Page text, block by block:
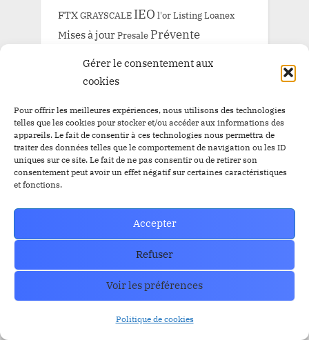
Gérer le consentement aux
cookies
Pour offrir les meilleures expériences, nous utilisons des technologies
telles que les cookies pour stocker et/ou accéder aux informations des
appareils. Le fait de consentir à ces technologies nous permettra de
traiter des données telles que le comportement de navigation ou les ID
uniques sur ce site. Le fait de ne pas consentir ou de retirer son
consentement peut avoir un effet négatif sur certaines caractéristiques
et fonctions.
Accepter
Refuser
Voir les préférences
Politique de cookies
FTXGRAYSCALE IEO l'orListingLoanex
Mises à jourPresale Prévente
Prévente BitBankCoin
SolanaStaking
ARCHIVE
ARCHIVE
How can we help you?
Contact our support team if you need
help or have any questions?